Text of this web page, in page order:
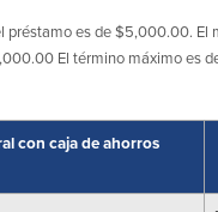
préstamo es de $5,000.00. El
El término máximo es
con caja de ahorros